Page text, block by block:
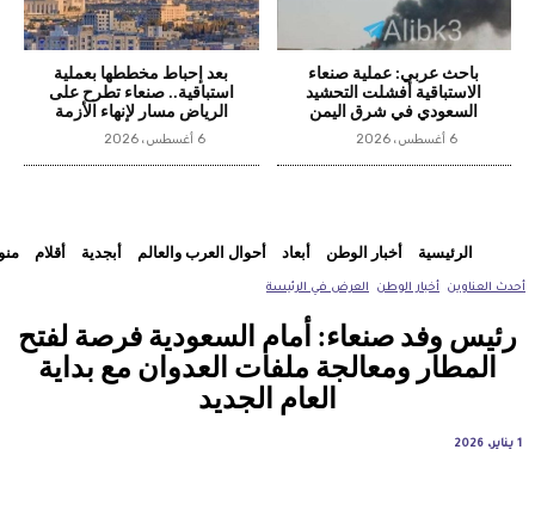
باحث عربي: عملية صنعاء
الاستباقية أفشلت التحشيد
السعودي في شرق اليمن
6 أغسطس، 2026
بعد إحباط مخططها بعملية
استباقية.. صنعاء تطرح على
الرياض مسار لإنهاء الأزمة
6 أغسطس، 2026